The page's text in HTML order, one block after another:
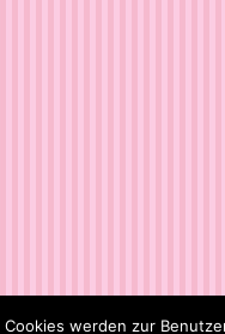
werden zur